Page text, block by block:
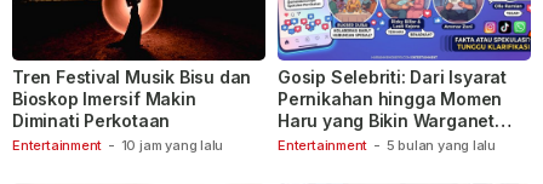
Entertainment - 10 jam yang lalu
Tren Festival Musik Bisu dan
Bioskop Imersif Makin
Diminati Perkotaan
Entertainment - 5 bulan yang lalu
Gosip Selebriti: Dari Isyarat
Pernikahan hingga Momen
Haru yang Bikin Warganet
Berspekulasi